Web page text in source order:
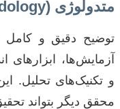
متدولوژی (Methodology)
توضیح دقیق و کامل
آزمایش‌ها، ابزارهای
و تکنیک‌های تحلیل.
محقق دیگر بتواند